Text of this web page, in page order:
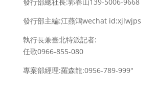
發行部主編:江燕鴻wechat id:xjlwjps
執行長兼臺北特派記者:
任歌0966-855-080
專案部經理:羅森龍:0956-789-999″